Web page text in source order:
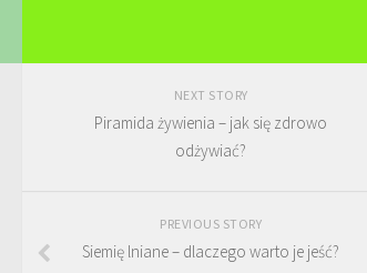
NEXT STORY
Piramida żywienia – jak się zdrowo
odżywiać?
PREVIOUS STORY
Siemię lniane – dlaczego warto je jeść?